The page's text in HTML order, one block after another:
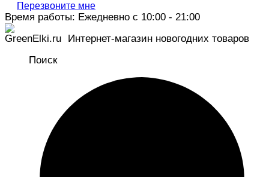
Перезвоните мне
Время работы: Ежедневно с 10:00 - 21:00
Интернет-магазин новогодних товаров
Поиск